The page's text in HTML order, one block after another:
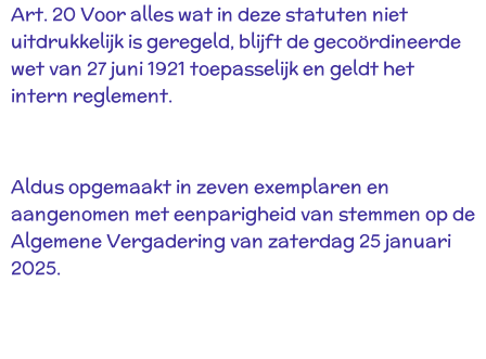
Art. 20 Voor alles wat in deze statuten niet
uitdrukkelijk is geregeld, blijft de gecoördineerde
wet van 27 juni 1921 toepasselijk en geldt het
intern reglement.
Aldus opgemaakt in zeven exemplaren en
aangenomen met eenparigheid van stemmen op de
Algemene Vergadering van zaterdag 25 januari
2025.